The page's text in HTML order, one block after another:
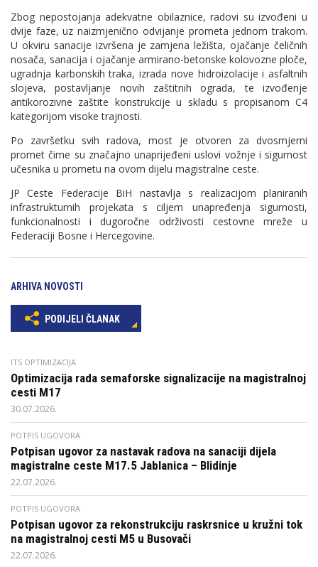
Zbog nepostojanja adekvatne obilaznice, radovi su izvođeni u
dvije faze, uz naizmjenično odvijanje prometa jednom trakom.
U okviru sanacije izvršena je zamjena ležišta, ojačanje čeličnih
nosača, sanacija i ojačanje armirano-betonske kolovozne ploče,
ugradnja karbonskih traka, izrada nove hidroizolacije i asfaltnih
slojeva, postavljanje novih zaštitnih ograda, te izvođenje
antikorozivne zaštite konstrukcije u skladu s propisanom C4
kategorijom visoke trajnosti.
Po završetku svih radova, most je otvoren za dvosmjerni
promet čime su značajno unaprijeđeni uslovi vožnje i sigurnost
učesnika u prometu na ovom dijelu magistralne ceste.
JP Ceste Federacije BiH nastavlja s realizacijom planiranih
infrastrukturnih projekata s ciljem unapređenja sigurnosti,
funkcionalnosti i dugoročne održivosti cestovne mreže u
Federaciji Bosne i Hercegovine.
ARHIVA NOVOSTI
PODIJELI ČLANAK
ITS OPTIMIZACIJA
Optimizacija rada semaforske signalizacije na magistralnoj
cesti M17
30.07.2026.
POTPIS UGOVORA
Potpisan ugovor za nastavak radova na sanaciji dijela
magistralne ceste M17.5 Jablanica – Blidinje
22.07.2026.
POTPIS UGOVORA
Potpisan ugovor za rekonstrukciju raskrsnice u kružni tok
na magistralnoj cesti M5 u Busovači
22.07.2026.